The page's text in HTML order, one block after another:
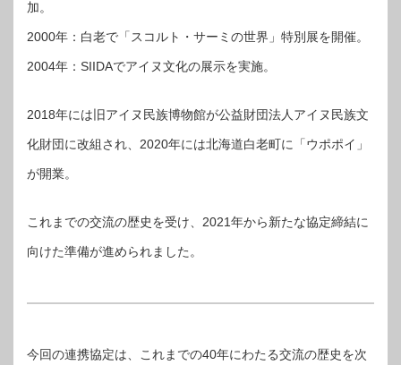
加。
2000年：白老で「スコルト・サーミの世界」特別展を開催。
2004年：SIIDAでアイヌ文化の展示を実施。
2018年には旧アイヌ民族博物館が公益財団法人アイヌ民族文
化財団に改組され、2020年には北海道白老町に「ウポポイ」
が開業。
これまでの交流の歴史を受け、2021年から新たな協定締結に
向けた準備が進められました。
今回の連携協定は、これまでの40年にわたる交流の歴史を次